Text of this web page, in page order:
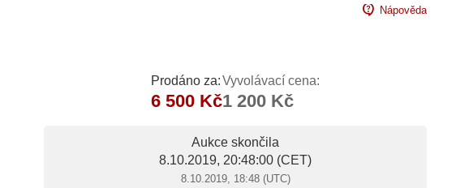
contact_support Nápověda
Prodáno za:
6 500 Kč
Vyvolávací cena:
1 200 Kč
Aukce skončila
8.10.2019, 20:48:00 (CET)
8.10.2019, 18:48 (UTC)